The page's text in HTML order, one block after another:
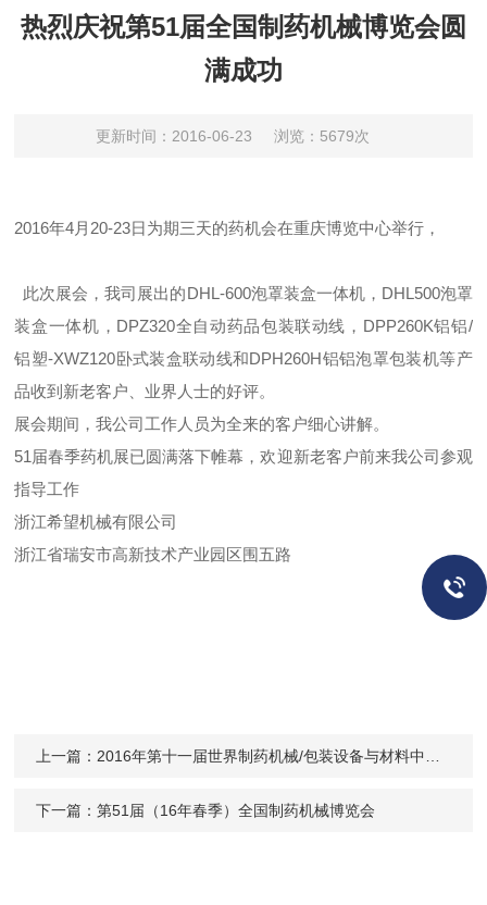
热烈庆祝第51届全国制药机械博览会圆
满成功
更新时间：2016-06-23 浏览：5679次
2016年4月20-23日为期三天的药机会在重庆博览中心举行，
此次展会，我司展出的DHL-600泡罩装盒一体机，DHL500泡罩
装盒一体机，DPZ320全自动药品包装联动线，DPP260K铝铝/
铝塑-XWZ120卧式装盒联动线和DPH260H铝铝泡罩包装机等产
品收到新老客户、业界人士的好评。
展会期间，我公司工作人员为全来的客户细心讲解。
51届春季药机展已圆满落下帷幕，欢迎新老客户前来我公司参观
指导工作
浙江希望机械有限公司
浙江省瑞安市高新技术产业园区围五路
上一篇： 2016年第十一届世界制药机械/包装设备与材料中国展
下一篇：第51届（16年春季）全国制药机械博览会